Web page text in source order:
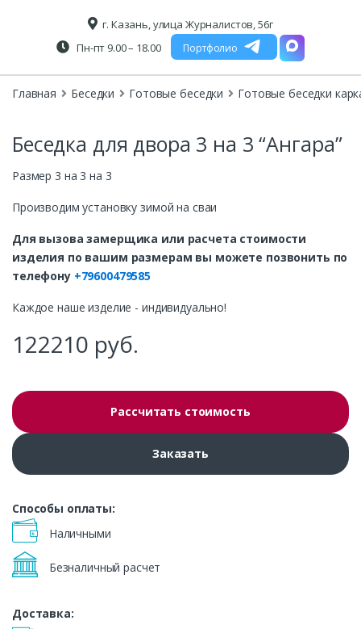
г. Казань, улица Журналистов, 56г
Пн-пт 9.00 – 18.00
Портфолио
Главная Беседки Готовые беседки Готовые беседки
Беседка для двора 3 на 3 “Ангара”
Размер 3 на 3 на 3
Производим установку зимой на сваи
Для вызова замерщика или расчета стоимости
изделия по вашим размерам вы можете позвонить по
телефону +79600479585
Каждое наше изделие - индивидуально!
122210 руб.
Рассчитать стоимость
Заказать
Способы оплаты:
Наличными
Безналичный расчет
Доставка: